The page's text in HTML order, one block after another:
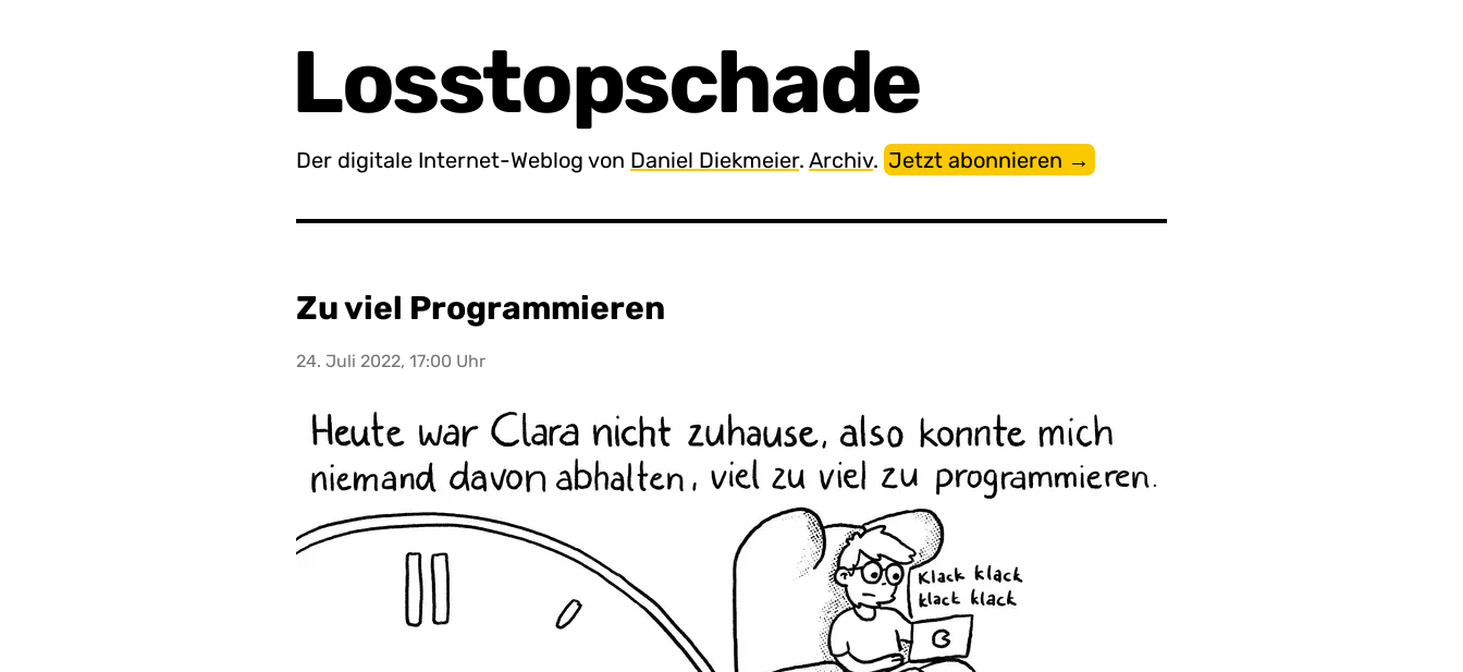
Losstopschade
Der digitale Internet-Weblog von Daniel Diekmeier. Archiv. Jetzt abonnieren →
Zu viel Programmieren
24. Juli 2022, 17:00 Uhr